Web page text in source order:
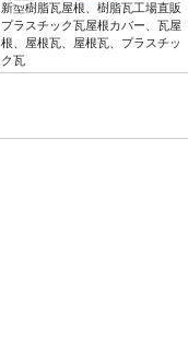
新型樹脂瓦屋根、樹脂瓦工場直販
プラスチック瓦屋根カバー、瓦屋
根、屋根瓦、屋根瓦、プラスチッ
ク瓦